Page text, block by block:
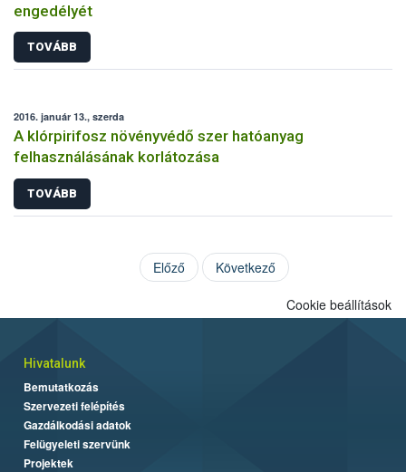
engedélyét
TOVÁBB
2016. január 13., szerda
A klórpirifosz növényvédő szer hatóanyag
felhasználásának korlátozása
TOVÁBB
Előző Következő
Cookie beállítások
Hivatalunk
Bemutatkozás
Szervezeti felépítés
Gazdálkodási adatok
Felügyeleti szervünk
Projektek